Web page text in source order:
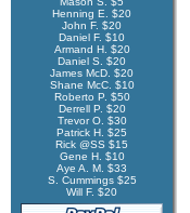
Henning E. $20
John F. $20
Daniel F. $10
Armand H. $20
Daniel S. $20
James McD. $20
Shane McC. $10
Roberto P. $50
Derrell P. $20
Trevor O. $30
Patrick H. $25
Rick @SS $15
Gene H. $10
Aye A. M. $33
S. Cummings $25
Will F. $20